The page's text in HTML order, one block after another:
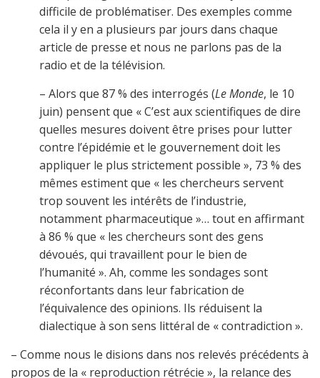
difficile de problématiser. Des exemples comme
cela il y en a plusieurs par jours dans chaque
article de presse et nous ne parlons pas de la
radio et de la télévision.
– Alors que 87 % des interrogés (Le Monde, le 10
juin) pensent que « C’est aux scientifiques de dire
quelles mesures doivent être prises pour lutter
contre l’épidémie et le gouvernement doit les
appliquer le plus strictement possible », 73 % des
mêmes estiment que « les chercheurs servent
trop souvent les intérêts de l’industrie,
notamment pharmaceutique »… tout en affirmant
à 86 % que « les chercheurs sont des gens
dévoués, qui travaillent pour le bien de
l’humanité ». Ah, comme les sondages sont
réconfortants dans leur fabrication de
l’équivalence des opinions. Ils réduisent la
dialectique à son sens littéral de « contradiction ».
– Comme nous le disions dans nos relevés précédents à
propos de la « reproduction rétrécie », la relance des